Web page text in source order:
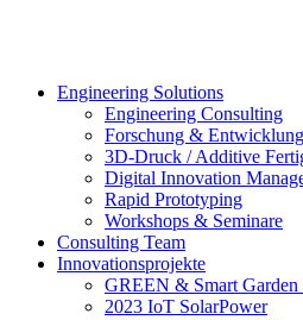
Engineering Solutions
Engineering Consulting
Forschung & Entwicklung
3D-Druck / Additive
Digital Innovation
Rapid Prototyping
Workshops & Seminare
Consulting Team
Innovationsprojekte
GREEN & Smart
2023 IoT SolarPower